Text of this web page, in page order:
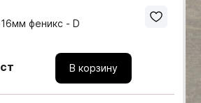
каталоги
феникс - D
В корзину